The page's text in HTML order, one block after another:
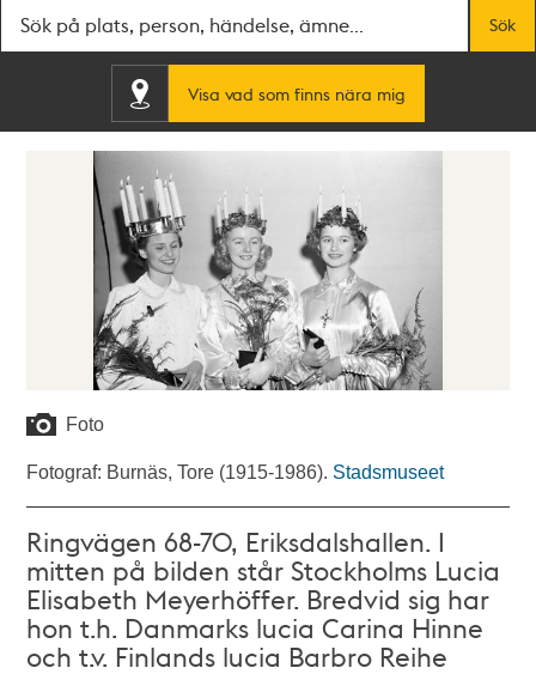
Sök
Visa vad som finns nära mig
Foto
Fotograf: Burnäs, Tore (1915-1986). Stadsmuseet
Ringvägen 68-70, Eriksdalshallen. I
mitten på bilden står Stockholms Lucia
Elisabeth Meyerhöffer. Bredvid sig har
hon t.h. Danmarks lucia Carina Hinne
och t.v. Finlands lucia Barbro Reihe